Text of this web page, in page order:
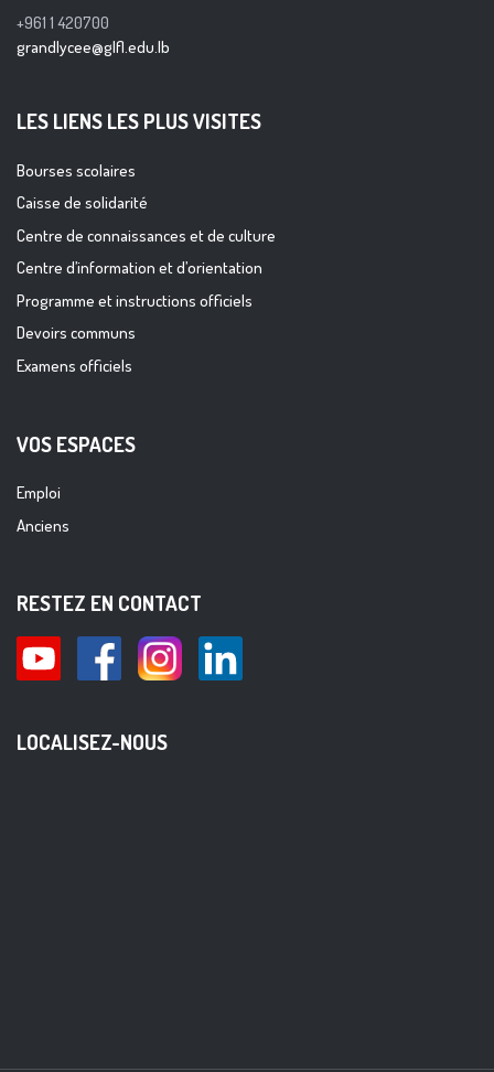
+961 1 420700
grandlycee@glfl.edu.lb
LES LIENS LES PLUS VISITES
Bourses scolaires
Caisse de solidarité
Centre de connaissances et de culture
Centre d’information et d’orientation
Programme et instructions officiels
Devoirs communs
Examens officiels
VOS ESPACES
Emploi
Anciens
RESTEZ EN CONTACT
LOCALISEZ-NOUS